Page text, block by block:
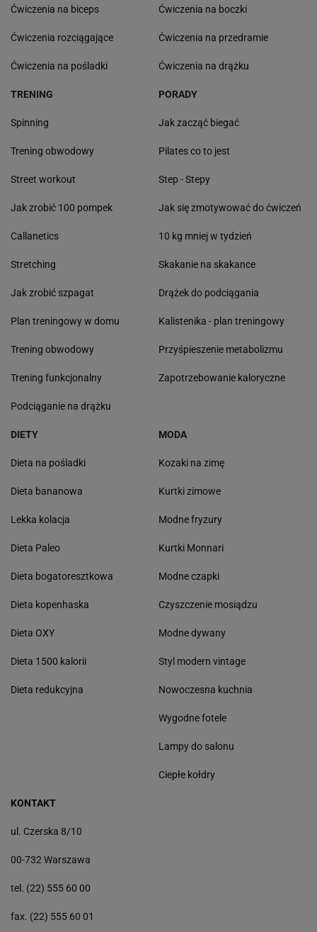
Ćwiczenia na biceps
Ćwiczenia rozciągające
Ćwiczenia na pośladki
Ćwiczenia na boczki
Ćwiczenia na przedramie
Ćwiczenia na drążku
TRENING
Spinning
Trening obwodowy
Street workout
Jak zrobić 100 pompek
Callanetics
Stretching
Jak zrobić szpagat
Plan treningowy w domu
Trening obwodowy
Trening funkcjonalny
Podciąganie na drążku
PORADY
Jak zacząć biegać
Pilates co to jest
Step - Stepy
Jak się zmotywować do ćwiczeń
10 kg mniej w tydzień
Skakanie na skakance
Drążek do podciągania
Kalistenika - plan treningowy
Przyśpieszenie metabolizmu
Zapotrzebowanie kaloryczne
DIETY
Dieta na pośladki
Dieta bananowa
Lekka kolacja
Dieta Paleo
Dieta bogatoresztkowa
Dieta kopenhaska
Dieta OXY
Dieta 1500 kalorii
Dieta redukcyjna
MODA
Kozaki na zimę
Kurtki zimowe
Modne fryzury
Kurtki Monnari
Modne czapki
Czyszczenie mosiądzu
Modne dywany
Styl modern vintage
Nowoczesna kuchnia
Wygodne fotele
Lampy do salonu
Ciepłe kołdry
KONTAKT
ul. Czerska 8/10
00-732 Warszawa
tel. (22) 555 60 00
fax. (22) 555 60 01